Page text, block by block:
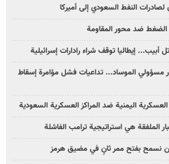
النفط السعودي إلى أميركا
ضد محور المقاومة
أبيب... إيطاليا توقف شراء رادارات إسرائيلية
مسؤولي الموساد... تداعيات فشل مؤامرة إسقاط
العسكرية اليمنية ضد المراكز العسكرية السعودية
الملفقة هي استراتيجية ترامب الفاشلة
نسمح بفتح ممر ثانٍ في مضيق هرمز